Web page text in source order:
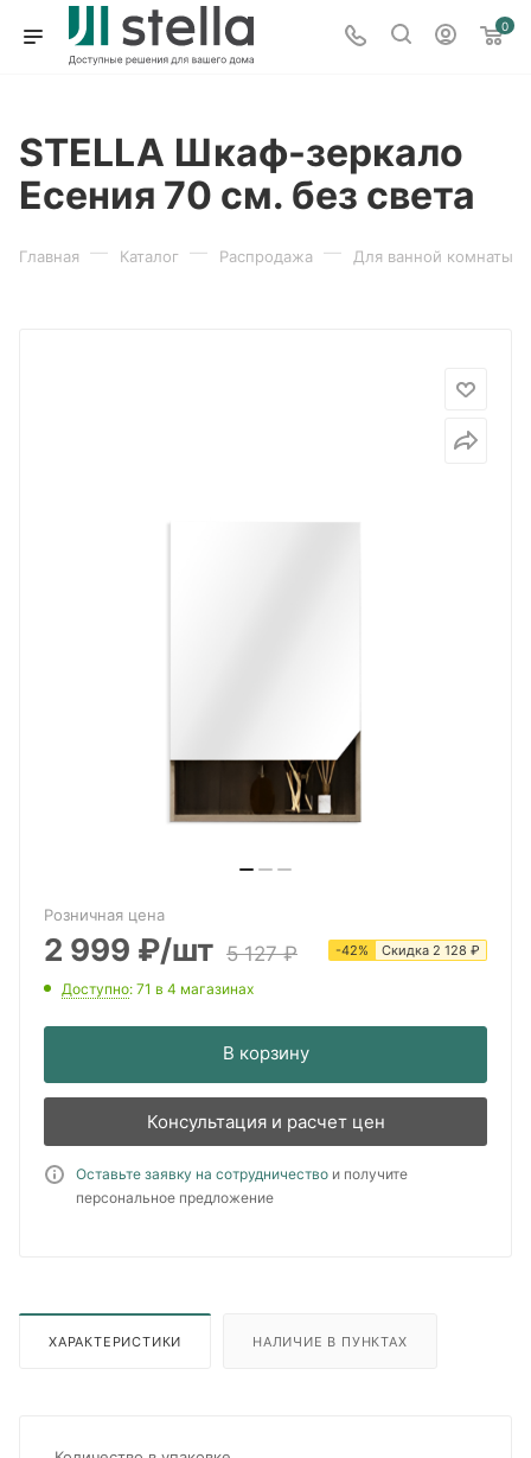
0
STELLA Шкаф-зеркало
Есения 70 см. без света
Главная — Каталог — Распродажа — Для ванной комнаты
Розничная цена
2 999 ₽/шт 5 127₽ -42% Скидка 2 128 ₽
Доступно: 71 в 4 магазинах
В корзину
Консультация и расчет цен
Оставьте заявку на сотрудничество и получите
персональное предложение
ХАРАКТЕРИСТИКИ НАЛИЧИЕ В ПУНКТАХ